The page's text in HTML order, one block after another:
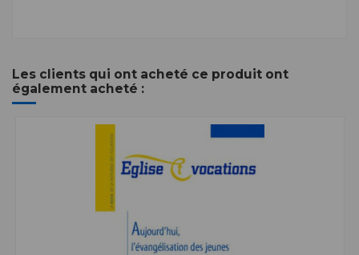
Les clients qui ont acheté ce produit ont
également acheté :